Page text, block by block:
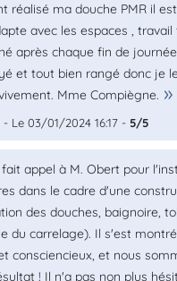
réalisé ma douche PMR il
avec les espaces , travail
après chaque fin de journée
et tout bien rangé donc je
Mme Compiègne.
- Le 03/01/2024 16:17 - 5/5
appel à M. Obert pour
dans le cadre d'une
des douches, baignoire,
du carrelage). Il s'est
consciencieux, et nous
! Il n'a pas non plus